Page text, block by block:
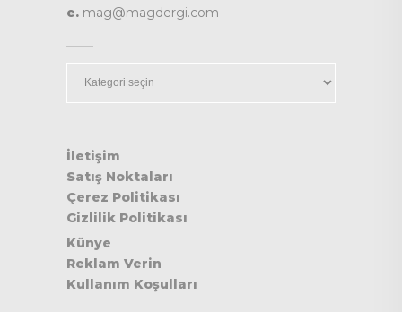
e. mag@magdergi.com
İletişim
Satış Noktaları
Çerez Politikası
Gizlilik Politikası
Künye
Reklam Verin
Kullanım Koşulları